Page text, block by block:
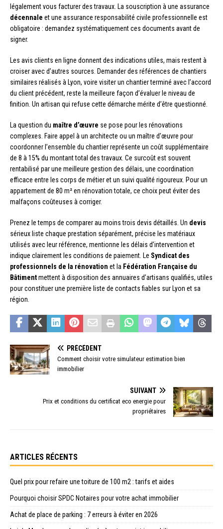
légalement vous facturer des travaux. La souscription à une assurance
décennale et une assurance responsabilité civile professionnelle est
obligatoire : demandez systématiquement ces documents avant de
signer.
Les avis clients en ligne donnent des indications utiles, mais restent à
croiser avec d’autres sources. Demander des références de chantiers
similaires réalisés à Lyon, voire visiter un chantier terminé avec l’accord
du client précédent, reste la meilleure façon d’évaluer le niveau de
finition. Un artisan qui refuse cette démarche mérite d’être questionné.
La question du maître d’œuvre se pose pour les rénovations
complexes. Faire appel à un architecte ou un maître d’œuvre pour
coordonner l’ensemble du chantier représente un coût supplémentaire
de 8 à 15% du montant total des travaux. Ce surcoût est souvent
rentabilisé par une meilleure gestion des délais, une coordination
efficace entre les corps de métier et un suivi qualité rigoureux. Pour un
appartement de 80 m² en rénovation totale, ce choix peut éviter des
malfaçons coûteuses à corriger.
Prenez le temps de comparer au moins trois devis détaillés. Un devis
sérieux liste chaque prestation séparément, précise les matériaux
utilisés avec leur référence, mentionne les délais d’intervention et
indique clairement les conditions de paiement. Le Syndicat des
professionnels de la rénovation et la Fédération Française du
Bâtimentmettent à disposition des annuaires d’artisans qualifiés, utiles
pour constituer une première liste de contacts fiables sur Lyon et sa
région.
PRÉCÉDENT
Comment choisir votre simulateur estimation bien
immobilier
SUIVANT
Prix et conditions du certificat eco energie pour
propriétaires
ARTICLES RÉCENTS
Quel prix pour refaire une toiture de 100 m2 : tarifs et aides
Pourquoi choisir SPDC Notaires pour votre achat immobilier
Achat de place de parking : 7 erreurs à éviter en 2026